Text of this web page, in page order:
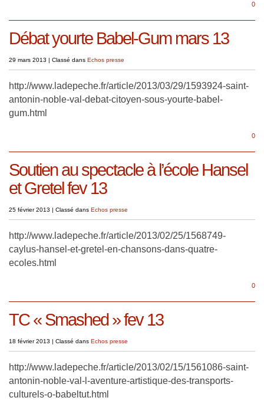
0
Débat yourte Babel-Gum mars 13
29 mars 2013 | Classé dans Echos presse
http://www.ladepeche.fr/article/2013/03/29/1593924-saint-
antonin-noble-val-debat-citoyen-sous-yourte-babel-
gum.html
0
Soutien au spectacle à l’école Hansel
et Gretel fev 13
25 février 2013 | Classé dans Echos presse
http://www.ladepeche.fr/article/2013/02/25/1568749-
caylus-hansel-et-gretel-en-chansons-dans-quatre-
ecoles.html
0
TC « Smashed » fev 13
18 février 2013 | Classé dans Echos presse
http://www.ladepeche.fr/article/2013/02/15/1561086-saint-
antonin-noble-val-l-aventure-artistique-des-transports-
culturels-o-babeltut.html